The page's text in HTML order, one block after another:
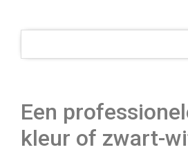
Een
kleur of zwart-